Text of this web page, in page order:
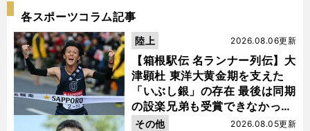
各スポーツコラム記事
【箱根駅伝 名ランナー列伝】大
津顕杜 東洋大黄金期を支えた
「いぶし銀」の存在 最後は同期
の設楽兄弟も受賞できなかった
金栗杯に輝く
2026.08.06更新
陸上
2026.08.05更新
その他